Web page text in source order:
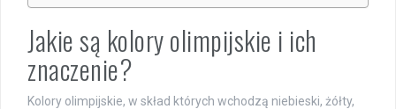
Jakie są kolory olimpijskie i ich
znaczenie?
Kolory olimpijskie, w skład których wchodzą niebieski, żółty,